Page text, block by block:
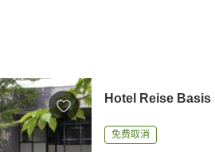
Hotel Reise Basis
免费取消